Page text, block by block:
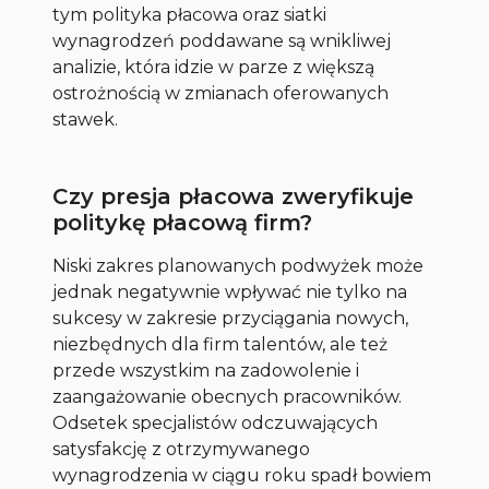
tym polityka płacowa oraz siatki
wynagrodzeń poddawane są wnikliwej
analizie, która idzie w parze z większą
ostrożnością w zmianach oferowanych
stawek.
Czy presja płacowa zweryfikuje
politykę płacową firm?
Niski zakres planowanych podwyżek może
jednak negatywnie wpływać nie tylko na
sukcesy w zakresie przyciągania nowych,
niezbędnych dla firm talentów, ale też
przede wszystkim na zadowolenie i
zaangażowanie obecnych pracowników.
Odsetek specjalistów odczuwających
satysfakcję z otrzymywanego
wynagrodzenia w ciągu roku spadł bowiem